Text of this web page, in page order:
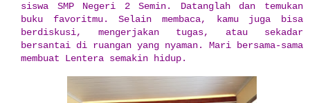
siswa SMP Negeri 2 Semin. Datanglah dan temukan
buku favoritmu. Selain membaca, kamu juga bisa
berdiskusi, mengerjakan tugas, atau sekadar
bersantai di ruangan yang nyaman. Mari bersama-sama
membuat Lentera semakin hidup.